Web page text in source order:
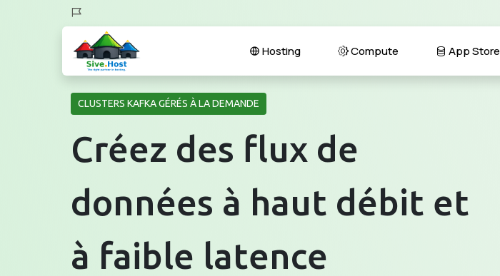
Hosting Compute App Store
CLUSTERS KAFKA GÉRÉS À LA DEMANDE
Créez des flux de
données à haut débit et
à faible latence